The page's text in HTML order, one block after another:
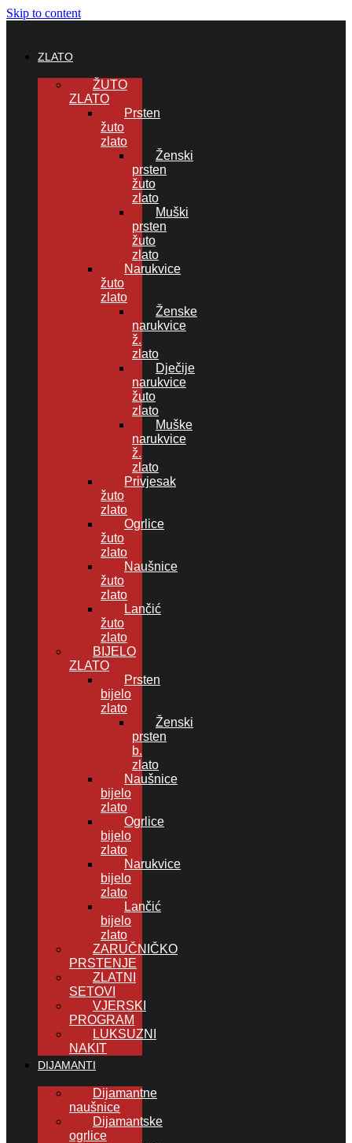
Skip to content
ZLATO
ŽUTO
ZLATO
Prsten
žuto
zlato
Ženski
prsten
žuto
zlato
Muški
prsten
žuto
zlato
Narukvice
žuto
zlato
Ženske
narukvice
ž.
zlato
Dječije
narukvice
žuto
zlato
Muške
narukvice
ž.
zlato
Privjesak
žuto
zlato
Ogrlice
žuto
zlato
Naušnice
žuto
zlato
Lančić
žuto
zlato
BIJELO
ZLATO
Prsten
bijelo
zlato
Ženski
prsten
b.
zlato
Naušnice
bijelo
zlato
Ogrlice
bijelo
zlato
Narukvice
bijelo
zlato
Lančić
bijelo
zlato
ZARUČNIČKO
PRSTENJE
ZLATNI
SETOVI
VJERSKI
PROGRAM
LUKSUZNI
NAKIT
DIJAMANTI
Dijamantne
naušnice
Dijamantske
ogrlice